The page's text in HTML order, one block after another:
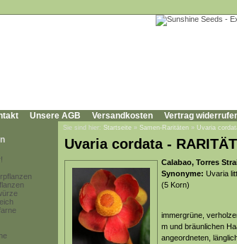
Unsere AGB Versandkosten Vertrag
Sie sind hier: Startseite » Samen-Raritäten » Uvaria
Uvaria cordata -
Calabao, Torres
Synonyme: Uvaria
(5 Korn)
immergrüne,
m und bräunlichen
angeordneten,